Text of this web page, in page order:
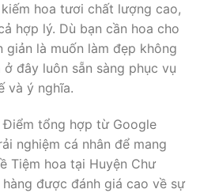
hoa tươi chất lượng cao,
hợp lý. Dù bạn cần hoa cho
là muốn làm đẹp không
đây luôn sẵn sàng phục vụ
và ý nghĩa.
tổng hợp từ Google
nghiệm cá nhân để mang
Tiệm hoa tại Huyện Chư
được đánh giá cao về sự